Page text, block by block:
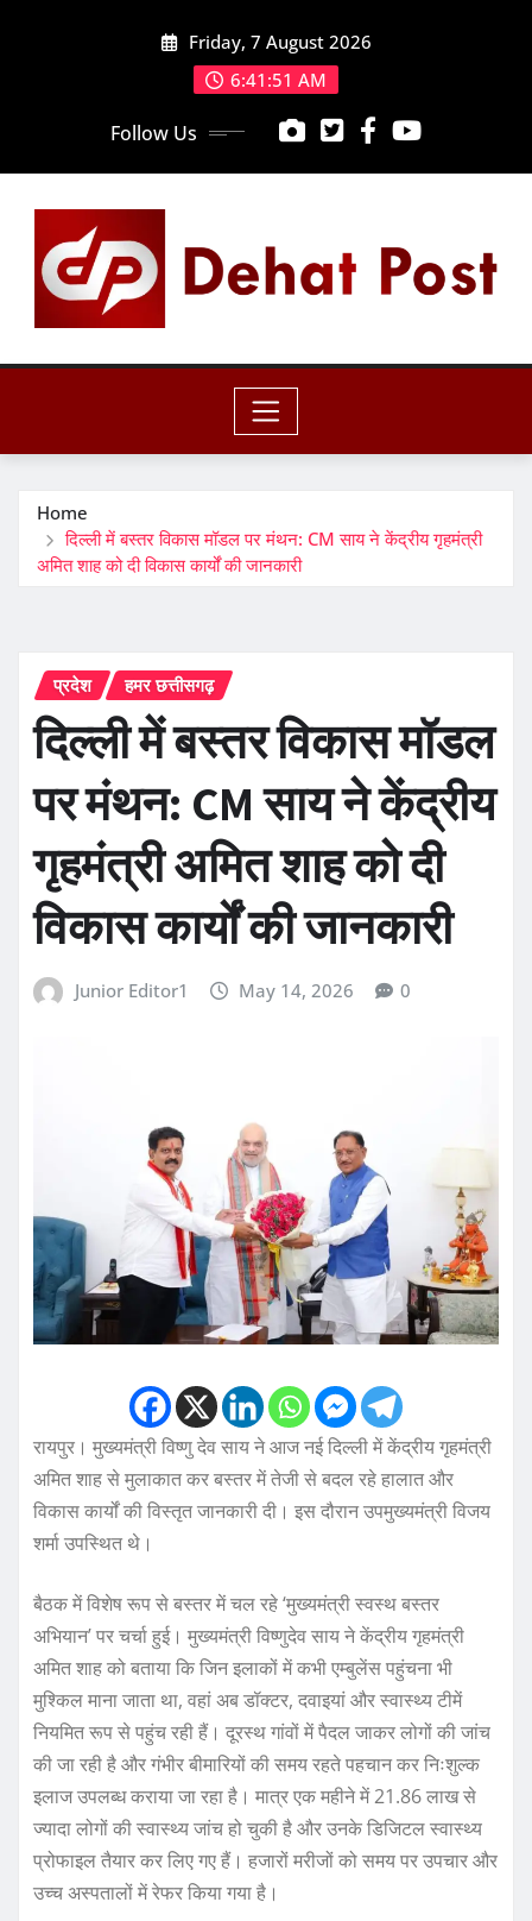
Friday, 7 August 2026
6:41:52 AM
Follow Us
Home
दिल्ली में बस्तर विकास मॉडल पर मंथन: CM साय ने केंद्रीय गृहमंत्री
अमित शाह को दी विकास कार्यों की जानकारी
प्रदेश हमर छत्तीसगढ़
दिल्ली में बस्तर विकास मॉडल
पर मंथन: CM साय ने केंद्रीय
गृहमंत्री अमित शाह को दी
विकास कार्यों की जानकारी
Junior Editor1 May 14, 2026 0
रायपुर। मुख्यमंत्री विष्णु देव साय ने आज नई दिल्ली में केंद्रीय गृहमंत्री
अमित शाह से मुलाकात कर बस्तर में तेजी से बदल रहे हालात और
विकास कार्यों की विस्तृत जानकारी दी। इस दौरान उपमुख्यमंत्री विजय
शर्मा उपस्थित थे।
बैठक में विशेष रूप से बस्तर में चल रहे ‘मुख्यमंत्री स्वस्थ बस्तर
अभियान’ पर चर्चा हुई। मुख्यमंत्री विष्णुदेव साय ने केंद्रीय गृहमंत्री
अमित शाह को बताया कि जिन इलाकों में कभी एम्बुलेंस पहुंचना भी
मुश्किल माना जाता था, वहां अब डॉक्टर, दवाइयां और स्वास्थ्य टीमें
नियमित रूप से पहुंच रही हैं। दूरस्थ गांवों में पैदल जाकर लोगों की जांच
की जा रही है और गंभीर बीमारियों की समय रहते पहचान कर निःशुल्क
इलाज उपलब्ध कराया जा रहा है। मात्र एक महीने में 21.86 लाख से
ज्यादा लोगों की स्वास्थ्य जांच हो चुकी है और उनके डिजिटल स्वास्थ्य
प्रोफाइल तैयार कर लिए गए हैं। हजारों मरीजों को समय पर उपचार और
उच्च अस्पतालों में रेफर किया गया है।